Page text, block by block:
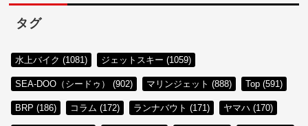
タグ
水上バイク (1081) ジェットスキー (1059)
SEA-DOO（シードゥ） (902) マリンジェット (888) Top (591)
BRP (186) コラム (172) ランナバウト (171) ヤマハ (170)